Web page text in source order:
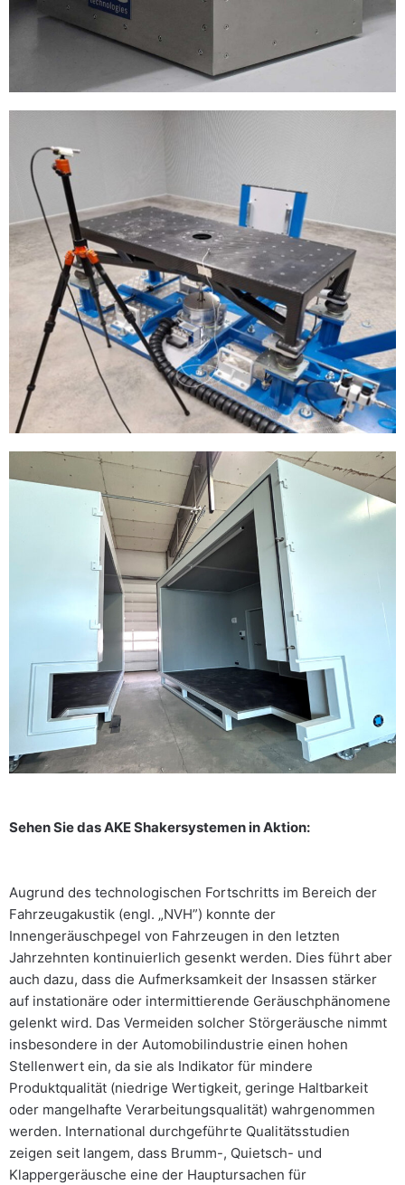
Sehen Sie das AKE Shakersystemen in Aktion:
Augrund des technologischen Fortschritts im Bereich der
Fahrzeugakustik (engl. „NVH”) konnte der
Innengeräuschpegel von Fahrzeugen in den letzten
Jahrzehnten kontinuierlich gesenkt werden. Dies führt aber
auch dazu, dass die Aufmerksamkeit der Insassen stärker
auf instationäre oder intermittierende Geräuschphänomene
gelenkt wird. Das Vermeiden solcher Störgeräusche nimmt
insbesondere in der Automobilindustrie einen hohen
Stellenwert ein, da sie als Indikator für mindere
Produktqualität (niedrige Wertigkeit, geringe Haltbarkeit
oder mangelhafte Verarbeitungsqualität) wahrgenommen
werden. International durchgeführte Qualitätsstudien
zeigen seit langem, dass Brumm-, Quietsch- und
Klappergeräusche eine der Hauptursachen für